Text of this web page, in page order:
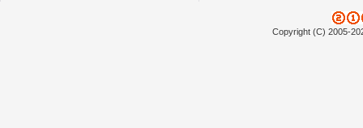
Copyright (C) 2005-